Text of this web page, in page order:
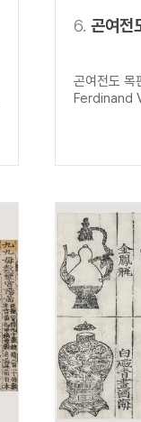
6. 곤여
곤여전도
Ferdinand